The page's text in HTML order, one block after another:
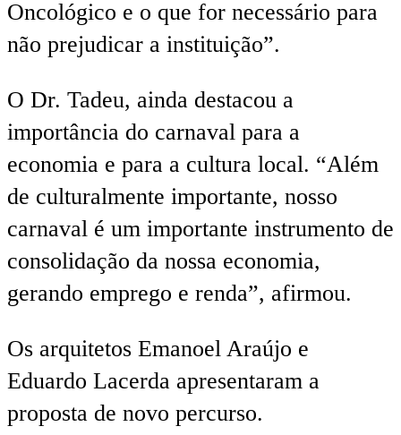
Oncológico e o que for necessário para
não prejudicar a instituição”.
O Dr. Tadeu, ainda destacou a
importância do carnaval para a
economia e para a cultura local. “Além
de culturalmente importante, nosso
carnaval é um importante instrumento de
consolidação da nossa economia,
gerando emprego e renda”, afirmou.
Os arquitetos Emanoel Araújo e
Eduardo Lacerda apresentaram a
proposta de novo percurso.